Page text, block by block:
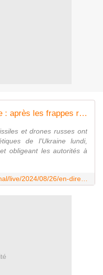
En direct, guerre en Ukraine : après les frappes russes, les Etats-Unis annoncent l'envoi d'" équipements énergétiques à l'Ukraine "
et drones russes ont
de l'Ukraine lundi,
obligeant les autorités à